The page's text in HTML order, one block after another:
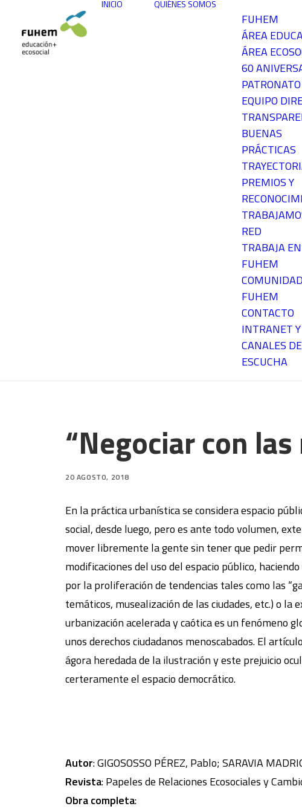
INICIO QUIÉNES SOMOS
FUHEM
ÁREA
ÁREA
60
EQUIPO
BUENAS
PRÁCTICAS
PREMIOS Y
RED
TRABAJA EN
FUHEM
COMUNIDAD
FUHEM
CONTACTO
INTRANET Y
CANALES DE
ESCUCHA
“Negociar con
20 AGOSTO, 2018
En la práctica urbanística se considera espacio
social, desde luego, pero es ante todo volumen,
mover libremente la gente sin tener que pedir
modificaciones del uso del espacio público,
por la proliferación de tendencias tales como las
temáticos, musealización de las ciudades, etc.) o
urbanización acelerada y caótica es un fenómeno
unos derechos ciudadanos menoscabados. El
ágora heredada de la ilustración y este prejuicio
certeramente el espacio democrático.
Autor: GIGOSOSSO PÉREZ, Pablo; SARAVIA
Revista: Papeles de Relaciones Ecosociales y
Obra completa: